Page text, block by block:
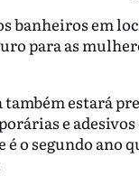
banheiros em
para as
também estará
e
é o segundo ano